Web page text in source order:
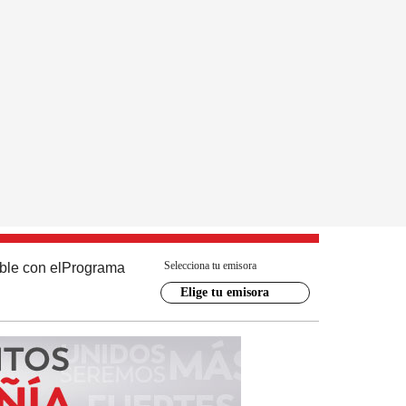
con el Programa Selecciona tu emisora
Elige tu emisora